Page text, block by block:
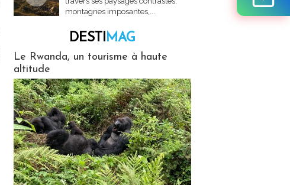
montagnes imposantes,...
DESTIMAG
Le Rwanda, un tourisme à haute
altitude